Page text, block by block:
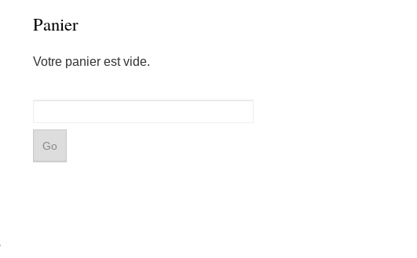
Panier
Votre panier est vide.